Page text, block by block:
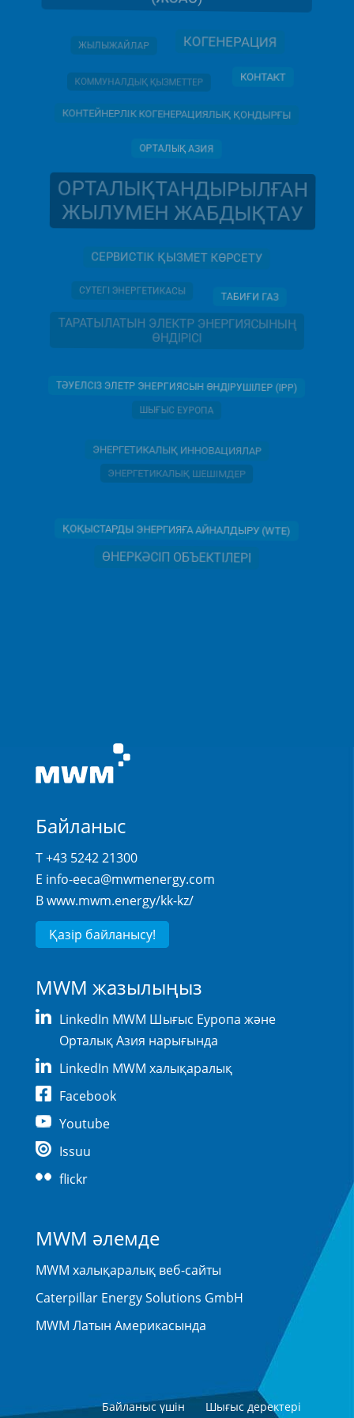
ЖЫЛЫЖАЙЛАР КОГЕНЕРАЦИЯ
КОММУНАЛДЫҚ ҚЫЗМЕТТЕР КОНТАКТ
КОНТЕЙНЕРЛІК КОГЕНЕРАЦИЯЛЫҚ ҚОНДЫРҒЫ
ОРТАЛЫҚ АЗИЯ
ОРТАЛЫҚТАНДЫРЫЛҒАН
ЖЫЛУМЕН ЖАБДЫҚТАУ
СЕРВИСТІК ҚЫЗМЕТ КӨРСЕТУ
СУТЕГІ ЭНЕРГЕТИКАСЫ
ТАБИҒИ ГАЗ
ТАРАТЫЛАТЫН ЭЛЕКТР ЭНЕРГИЯСЫНЫҢ
ӨНДІРІСІ
ТӘУЕЛСІЗ ЭЛЕТР ЭНЕРГИЯСЫН ӨНДІРУШІЛЕР (IPP)
ШЫҒЫС ЕУРОПА
ЭНЕРГЕТИКАЛЫҚ ИННОВАЦИЯЛАР
ЭНЕРГЕТИКАЛЫҚ ШЕШІМДЕР
ҚОҚЫСТАРДЫ ЭНЕРГИЯҒА АЙНАЛДЫРУ (WTE)
ӨНЕРКӘСІП ОБЪЕКТІЛЕРІ
Байланыс
T +43 5242 21300
E info-eeca@mwmenergy.com
Вwww.mwm.energy/kk-kz/
Қазір байланысу!
MWM жазылыңыз
LinkedIn MWM Шығыс Еуропа және
Орталық Азия нарығында
LinkedIn MWM халықаралық
Facebook
Youtube
Issuu
flickr
MWM әлемде
MWM халықаралық веб-сайты
Caterpillar Energy Solutions GmbH
MWM Латын Америкасында
Байланыс үшін Шығыс деректері